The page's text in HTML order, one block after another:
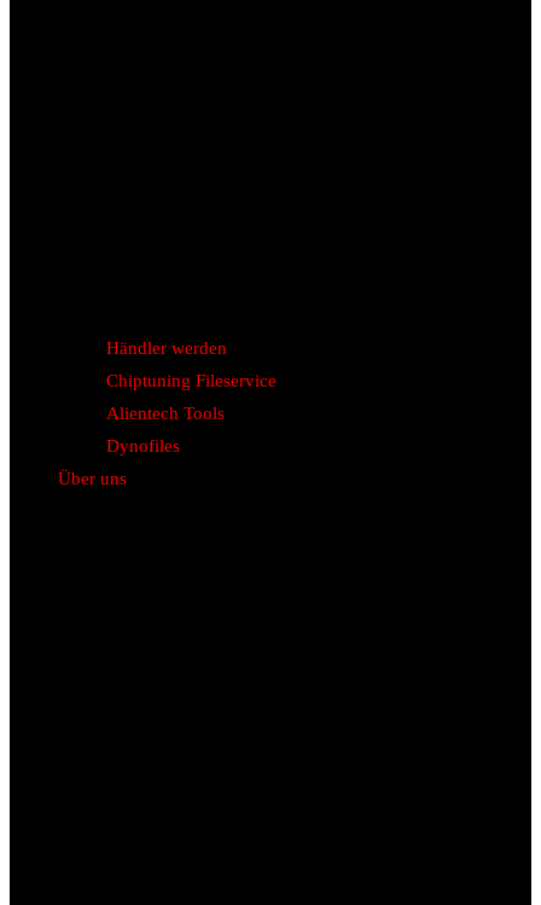
Händler werden
Chiptuning Fileservice
Alientech Tools
Dynofiles
Über uns